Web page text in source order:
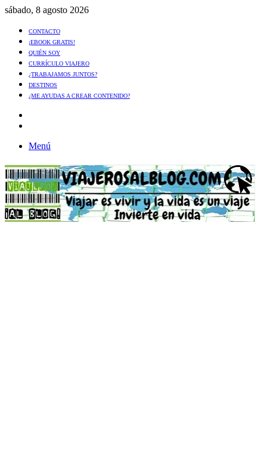
sábado, 8 agosto 2026
CONTACTO
¡EBOOK GRATIS!
QUIÉN SOY
CURRÍCULO VIAJERO
¿TRABAJAMOS JUNTOS?
DESTINOS
¿ME AYUDAS A CREAR CONTENIDO?
Menú